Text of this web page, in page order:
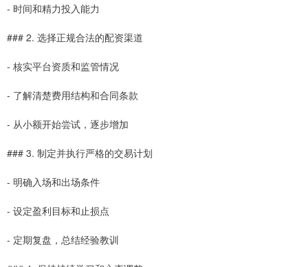
- 时间和精力投入能力
### 2. 选择正规合法的配资渠道
- 核实平台资质和监管情况
- 了解清楚费用结构和合同条款
- 从小额开始尝试，逐步增加
### 3. 制定并执行严格的交易计划
- 明确入场和出场条件
- 设定盈利目标和止损点
- 定期复盘，总结经验教训